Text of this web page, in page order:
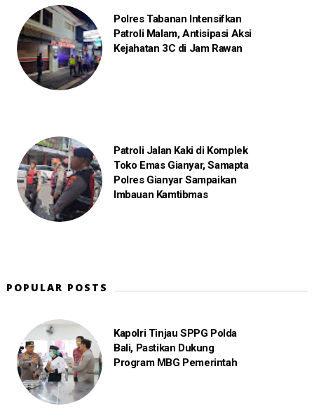
Polres Tabanan Intensifkan
Patroli Malam, Antisipasi Aksi
Kejahatan 3C di Jam Rawan
Patroli Jalan Kaki di Komplek
Toko Emas Gianyar, Samapta
Polres Gianyar Sampaikan
Imbauan Kamtibmas
POPULAR POSTS
Kapolri Tinjau SPPG Polda
Bali, Pastikan Dukung
Program MBG Pemerintah